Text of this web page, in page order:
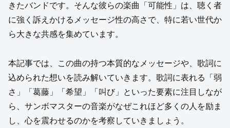
きたバンドです。そんな彼らの楽曲「可能性」は、聴く者
に強く訴えかけるメッセージ性の高さで、特に若い世代か
ら大きな共感を集めています。
本記事では、この曲の持つ本質的なメッセージや、歌詞に
込められた想いを読み解いていきます。歌詞に表れる「弱
さ」「葛藤」「希望」「叫び」といった要素に注目しなが
ら、サンボマスターの音楽がなぜこれほど多くの人を励ま
し、心を震わせるのかを考察していきましょう。